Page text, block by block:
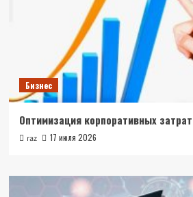
Бизнес
Оптимизация корпоративных затрат
raz 17 июля 2026